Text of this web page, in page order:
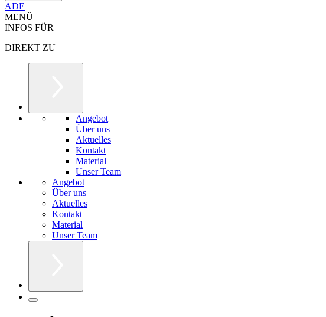
ADE
MENÜ
INFOS FÜR
DIREKT ZU
Angebot
Über uns
Aktuelles
Kontakt
Material
Unser Team
Angebot
Über uns
Aktuelles
Kontakt
Material
Unser Team